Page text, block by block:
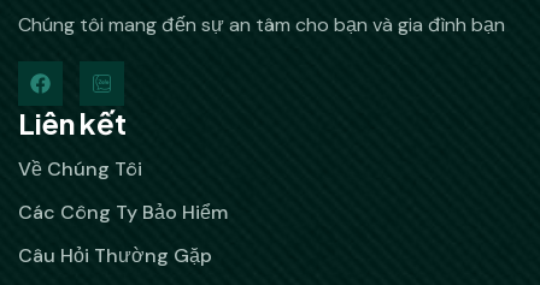
Chúng tôi mang đến sự an tâm cho bạn và gia đình bạn
Liên kết
Về Chúng Tôi
Các Công Ty Bảo Hiểm
Câu Hỏi Thường Gặp